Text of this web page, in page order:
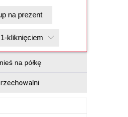
Kup na prezent
kliknięciem
na półkę